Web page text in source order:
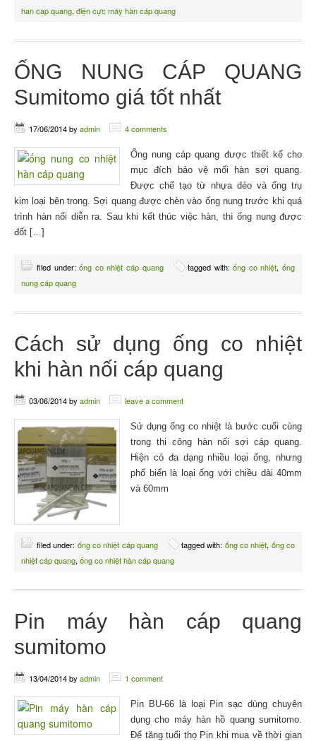
han cap quang, điện cực máy hàn cáp quang
ỐNG NUNG CÁP QUANG
Sumitomo giá tốt nhất
17/06/2014by admin 4 comments
Ống nung cáp quang được thiết kế cho
mục đích bảo vệ mối hàn sợi quang.
Được chế tạo từ nhựa dẻo và ống trụ
kim loại bên trong. Sợi quang được chèn vào ống nung trước khi quá
trình hàn nối diễn ra. Sau khi kết thúc việc hàn, thì ống nung được
đốt […]
filed under:ống co nhiệt cáp quang tagged with:ống co nhiệt,ống
nung cáp quang
Cách sử dụng ống co nhiệt
khi hàn nối cáp quang
03/06/2014by admin leave a comment
Sử dụng ống co nhiệt là bước cuối cùng
trong thi công hàn nối sợi cáp quang.
Hiện có đa dạng nhiều loại ống, nhưng
phổ biến là loại ống với chiều dài 40mm
và 60mm
filed under: ống co nhiệt cáp quang tagged with: ống co nhiệt, ống co
nhiệt cáp quang, ống co nhiệt hàn cáp quang
Pin máy hàn cáp quang
sumitomo
13/04/2014by admin 1 comment
Pin BU-66 là loại Pin sạc dùng chuyên
dụng cho máy hàn hồ quang sumitomo.
Để tăng tuổi thọ Pin khi mua về thời gian